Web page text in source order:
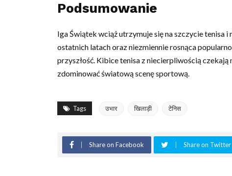
Podsumowanie
Iga Świątek wciąż utrzymuje się na szczycie tenisa i
ostatnich latach oraz niezmiennie rosnąca
przyszłość. Kibice tenisa z niecierpliwością
zdominować światową scenę sportową.
Tags उभार खिलाड़ी टेनिस
Share on Facebook Share on Twitter